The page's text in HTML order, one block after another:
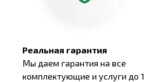
Реальная гарантия
Мы даем гарантия на все
комплектующие и услуги до 1